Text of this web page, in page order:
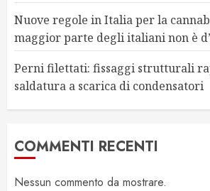
Nuove regole in Italia per la
maggior parte degli italiani non è
Perni filettati: fissaggi strutturali
saldatura a scarica di condensatori
COMMENTI RECENTI
Nessun commento da mostrare.